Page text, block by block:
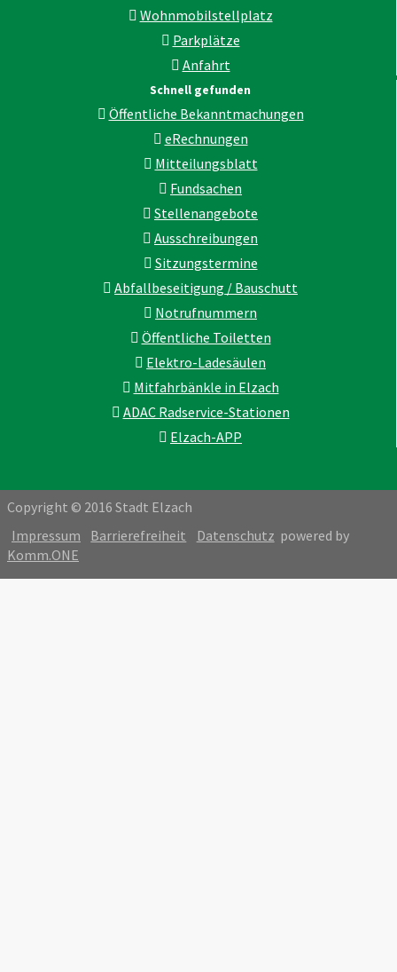
Wohnmobilstellplatz
Parkplätze
Anfahrt
Schnell gefunden
Öffentliche Bekanntmachungen
eRechnungen
Mitteilungsblatt
Fundsachen
Stellenangebote
Ausschreibungen
Sitzungstermine
Abfallbeseitigung / Bauschutt
Notrufnummern
Öffentliche Toiletten
Elektro-Ladesäulen
Mitfahrbänkle in Elzach
ADAC Radservice-Stationen
Elzach-APP
Copyright © 2016 Stadt Elzach
Impressum
Barrierefreiheit Datenschutz powered by
Komm.ONE